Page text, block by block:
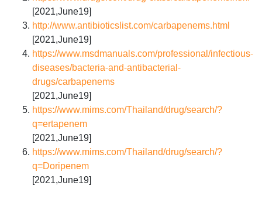
[2021,June19]
http://www.antibioticslist.com/carbapenems.html
[2021,June19]
https://www.msdmanuals.com/professional/infectious-
diseases/bacteria-and-antibacterial-
drugs/carbapenems
[2021,June19]
https://www.mims.com/Thailand/drug/search/?
q=ertapenem
[2021,June19]
https://www.mims.com/Thailand/drug/search/?
q=Doripenem
[2021,June19]